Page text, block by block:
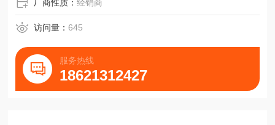
·抵抗瞬时短路。
·不受极限制。
厂商性质：经销商
访问量：645
服务热线
18621312427